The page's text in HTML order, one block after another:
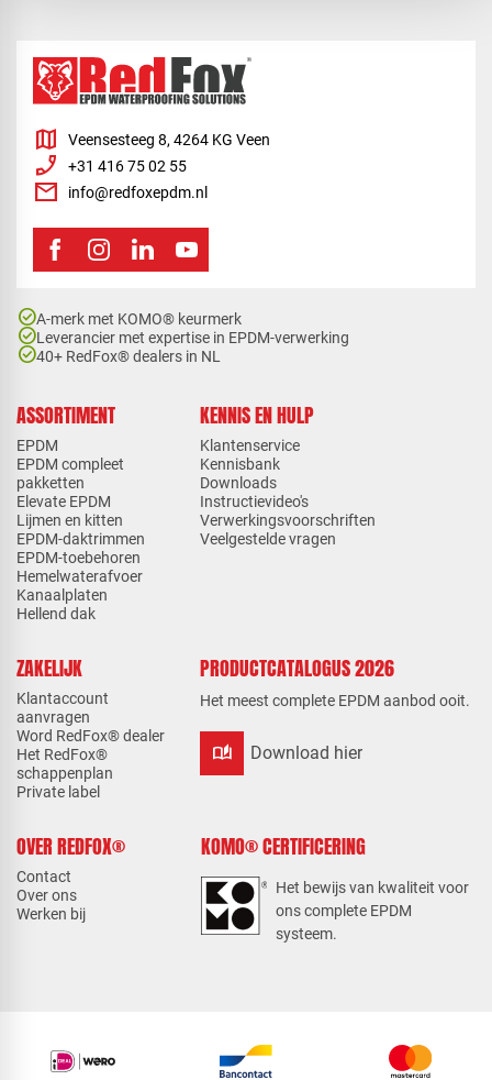
ASSORTIMENT
EPDM
EPDM compleet
pakketten
Elevate EPDM
Lijmen en kitten
EPDM-daktrimmen
EPDM-toebehoren
Hemelwaterafvoer
Kanaalplaten
Hellend dak
KENNIS EN HULP
Klantenservice
Kennisbank
Downloads
Instructievideo's
Verwerkingsvoorschriften
Veelgestelde vragen
ZAKELIJK
Klantaccount
aanvragen
Word RedFox® dealer
Het RedFox®
schappenplan
Private label
PRODUCTCATALOGUS 2026
Het meest complete EPDM aanbod ooit.
auto_stories Download hier
OVER REDFOX®
Contact
Over ons
Werken bij
KOMO® CERTIFICERING
Het bewijs van kwaliteit voor
ons complete EPDM
systeem.
map Veensesteeg 8, 4264 KG Veen
phone_enabled +31 416 75 02 55
mail info@redfoxepdm.nl
check_circleA-merk met KOMO® keurmerk
check_circleLeverancier met expertise in EPDM-verwerking
check_circle40+ RedFox® dealers in NL